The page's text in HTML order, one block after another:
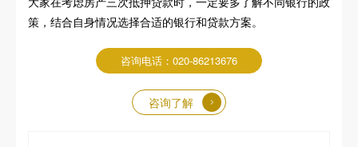
策，结合自身情况选择合适的银行和贷款方案。
咨询电话：020-86213676
咨询了解